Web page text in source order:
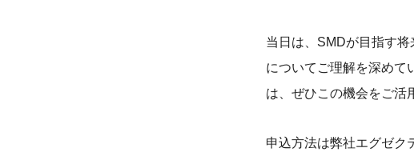
当日は、SMDが目指す
についてご理解を深めて
は、ぜひこの機会をご活
申込方法は弊社エグゼク